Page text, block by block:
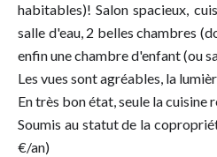
habitables)! Salon spacieux,
salle d'eau, 2 belles chambres
enfin une chambre d'enfant (ou
Les vues sont agréables, la
En très bon état, seule la cuisine
Soumis au statut de la
€/an)